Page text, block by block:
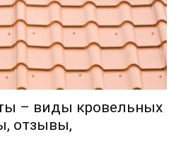
– виды кровельных
отзывы,